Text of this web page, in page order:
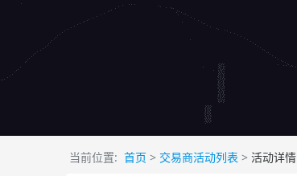
当前位置: 首页 > 交易商活动列表 > 活动详情